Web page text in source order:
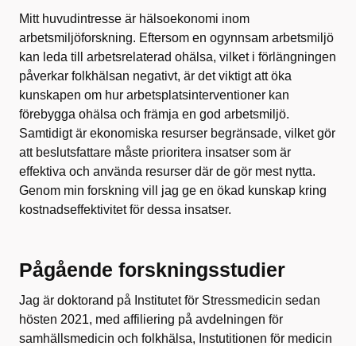
Mitt huvudintresse är hälsoekonomi inom
arbetsmiljöforskning. Eftersom en ogynnsam arbetsmiljö
kan leda till arbetsrelaterad ohälsa, vilket i förlängningen
påverkar folkhälsan negativt, är det viktigt att öka
kunskapen om hur arbetsplatsinterventioner kan
förebygga ohälsa och främja en god arbetsmiljö.
Samtidigt är ekonomiska resurser begränsade, vilket gör
att beslutsfattare måste prioritera insatser som är
effektiva och använda resurser där de gör mest nytta.
Genom min forskning vill jag ge en ökad kunskap kring
kostnadseffektivitet för dessa insatser.
Pågående forskningsstudier
Jag är doktorand på Institutet för Stressmedicin sedan
hösten 2021, med affiliering på avdelningen för
samhällsmedicin och folkhälsa, Instutitionen för medicin